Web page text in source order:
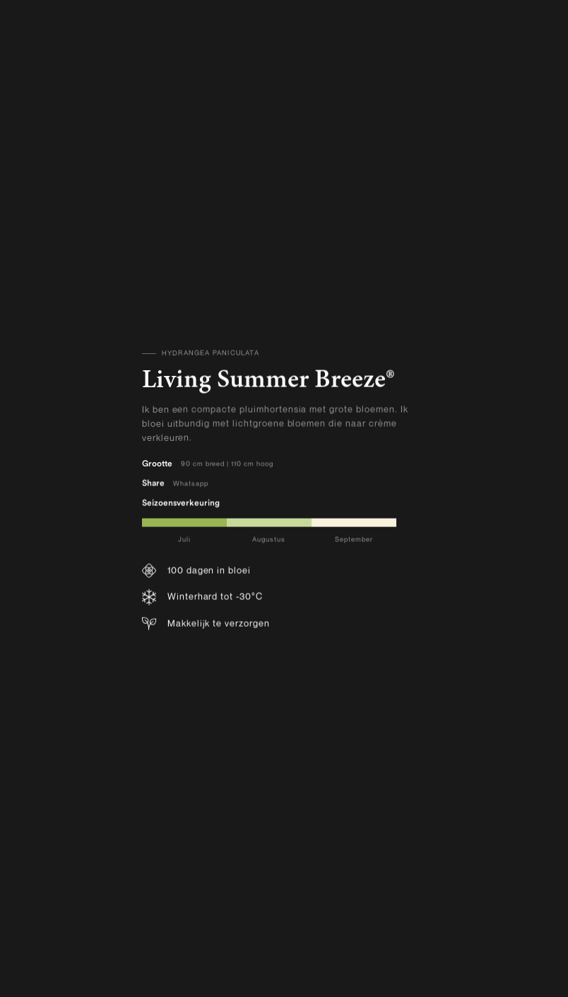
HYDRANGEA PANICULATA
Living Summer Breeze®
Ik ben een compacte pluimhortensia met grote bloemen. Ik
bloei uitbundig met lichtgroene bloemen die naar crème
verkleuren.
Grootte 90 cm breed | 110 cm hoog
Share Whatsapp
Seizoensverkeuring
Juli Augustus September
100 dagen in bloei
Winterhard tot -30°C
Makkelijk te verzorgen